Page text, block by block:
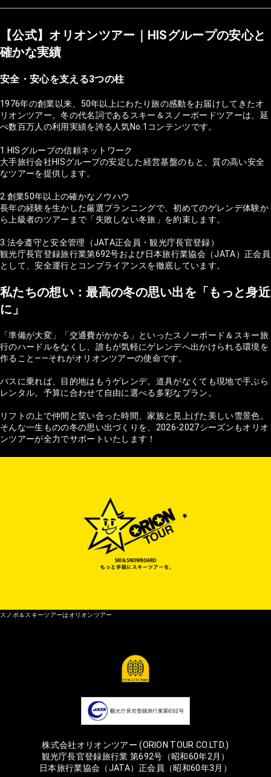
【公式】オリオンツアー｜HISグループの安心と
確かな実績
安全・安心を支える3つの柱
1976年の創業以来、50年以上にわたり旅の感動をお届けしてきたオ
リオンツアー。冬の代名詞であるスキー＆スノーボードツアーは、延
べ数百万人の利用実績を誇る人気No.1コンテンツです。
1.HISグループの信頼ネットワーク
大手旅行会社HISグループの安定した経営基盤のもと、質の高い安全
なツアーを提供します。
2.創業50年以上の確かなノウハウ
長年の経験を生かした厳選プランニングで、初めてのゲレンデ体験か
ら上級者のツアーまで「失敗しない冬旅」を約束します。
3.法令遵守と安全管理（JATA正会員・観光庁長官登録）
観光庁長官登録旅行業第692号および日本旅行業協会（JATA）正会員
として、安全運行とコンプライアンスを徹底しています。
私たちの想い：最高の冬の思い出を「もっと身近
に」
「準備が大変」「交通費がかかる」といったスノーボード＆スキー旅
行のハードルをなくし、誰もが気軽にゲレンデへ出かけられる環境を
作ること——それがオリオンツアーの使命です。
バスに乗れば、目的地はもうゲレンデ。道具がなくても現地で手ぶら
レンタル。予算に合わせて自由に選べる多彩なプラン。
リフトの上で仲間と笑い合った時間、家族と見上げた美しい雪景色。
そんな一生ものの冬の思い出づくりを、2026-2027シーズンもオリオ
ンツアーが全力でサポートいたします！
スノボ＆スキーツアーはオリオンツアー
株式会社オリオンツアー (ORION TOUR CO.LTD.)
観光庁長官登録旅行業 第692号（昭和60年2月）
日本旅行業協会（JATA）正会員（昭和60年3月）